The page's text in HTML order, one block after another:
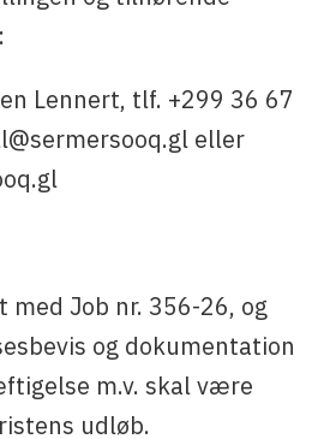
Lennert, tlf. +299 36 67
eller
Job nr. 356-26, og
og dokumentation
m.v. skal være
udløb.